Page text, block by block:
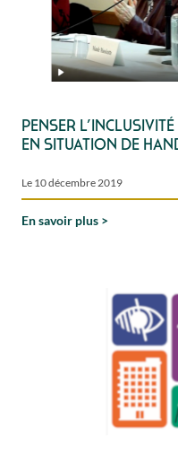
Penser
en situation de
Le 10 décembre 2019
En savoir plus